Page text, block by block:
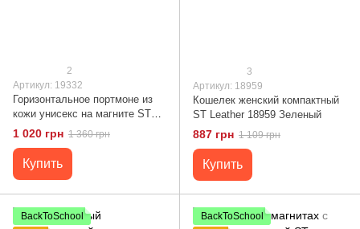
2
Артикул: 19332
Горизонтальное портмоне из
кожи унисекс на магните ST
Leather 19332 Зеленое
1 020 грн 1 360 грн
Купить
3
Артикул: 18959
Кошелек женский компактный
ST Leather 18959 Зеленый
887 грн 1 109 грн
Купить
BackToSchool
BackToSchool